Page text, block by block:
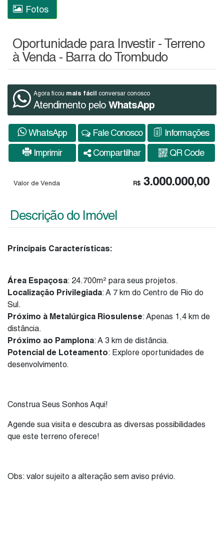
Fotos
Oportunidade para Investir - Terreno
à Venda - Barra do Trombudo
Agora ficou mais fácil conversar conosco
Atendimento pelo WhatsApp
WhatsApp Fale Conosco
Informações
Imprimir
Compartilhar QR Code
R$ 3.000.000,00
Valor de Venda
Descrição do Imóvel
Principais Características:
Área Espaçosa: 24.700m² para seus projetos.
Localização Privilegiada: A 7 km do Centro de Rio do
Sul.
Próximo à Metalúrgica Riosulense: Apenas 1,4 km de
distância.
Próximo ao Pamplona: A 3 km de distância.
Potencial de Loteamento: Explore oportunidades de
desenvolvimento.
Construa Seus Sonhos Aqui!
Agende sua visita e descubra as diversas possibilidades
que este terreno oferece!
Obs: valor sujeito a alteração sem aviso prévio.